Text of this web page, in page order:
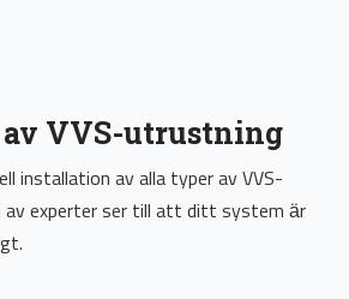
VVS-utrustning
installation av alla typer av VVS-
av experter ser till att ditt system är